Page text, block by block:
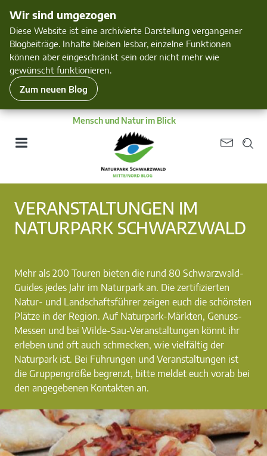
Wir sind umgezogen
Diese Website ist eine archivierte Darstellung vergangener
Blogbeiträge. Inhalte bleiben lesbar, einzelne Funktionen
können aber eingeschränkt sein oder nicht mehr wie
gewünscht funktionieren.
Zum neuen Blog
Mensch und Natur im Blick
VERANSTALTUNGEN IM
NATURPARK SCHWARZWALD
Mehr als 200 Touren bieten die rund 80 Schwarzwald-
Guides jedes Jahr im Naturpark an. Die zertifizierten
Natur- und Landschaftsführer zeigen euch die schönsten
Plätze in der Region. Auf Naturpark-Märkten, Genuss-
Messen und bei Wilde-Sau-Veranstaltungen könnt ihr
erleben und oft auch schmecken, wie vielfältig der
Naturpark ist. Bei Führungen und Veranstaltungen ist
die Gruppengröße begrenzt, bitte meldet euch vorab bei
den angegebenen Kontakten an.